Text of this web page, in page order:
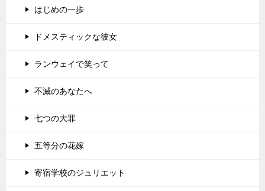
はじめの一歩
ドメスティックな彼女
ランウェイで笑って
不滅のあなたへ
七つの大罪
五等分の花嫁
寄宿学校のジュリエット